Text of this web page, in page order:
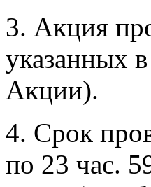
3. Акция
указанных
Акции).
4. Срок
по 23 час.